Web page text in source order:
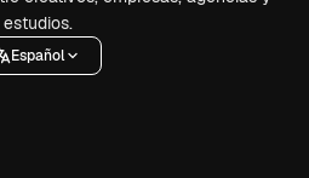
estudios.
Español